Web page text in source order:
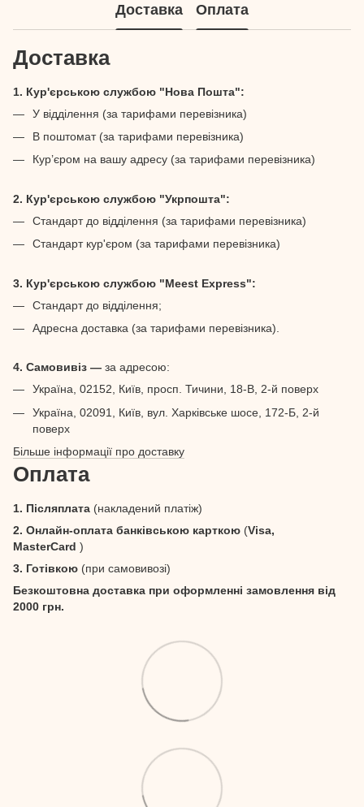
Доставка Оплата
Доставка
1. Кур'єрською службою "Нова Пошта":
У відділення (за тарифами перевізника)
В поштомат (за тарифами перевізника)
Кур’єром на вашу адресу (за тарифами перевізника)
2. Кур'єрською службою "Укрпошта":
Стандарт до відділення (за тарифами перевізника)
Стандарт кур'єром (за тарифами перевізника)
3. Кур'єрською службою "Meest Express":
Стандарт до відділення;
Адресна доставка (за тарифами перевізника).
4. Самовивіз — за адресою:
Україна, 02152, Київ, просп. Тичини, 18-В, 2-й поверх
Україна, 02091, Київ, вул. Харківське шосе, 172-Б, 2-й
поверх
Більше інформації про доставку
Оплата
1. Післяплата (накладений платіж)
2. Онлайн-оплата банківською карткою (Visa,
MasterCard )
3. Готівкою (при самовивозі)
Безкоштовна доставка при оформленні замовлення від
2000 грн.